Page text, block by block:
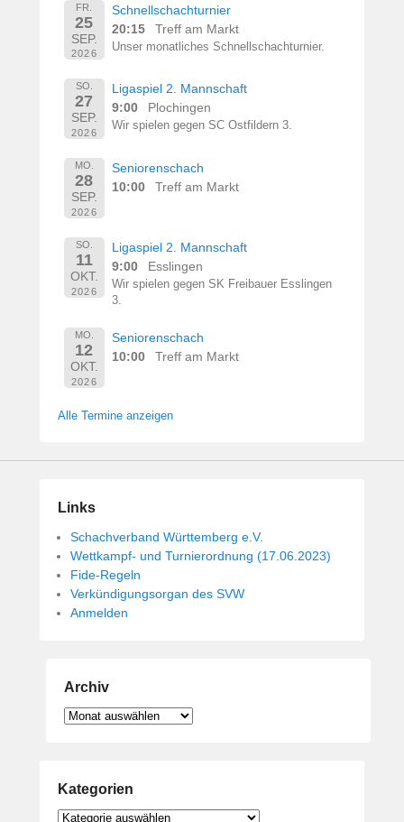
FR.
25
SEP.
2026
Schnellschachturnier
20:15
Treff am Markt
Unser monatliches Schnellschachturnier.
SO.
27
SEP.
2026
Ligaspiel 2. Mannschaft
9:00
Plochingen
Wir spielen gegen SC Ostfildern 3.
MO.
28
SEP.
2026
Seniorenschach
10:00
Treff am Markt
SO.
11
OKT.
2026
Ligaspiel 2. Mannschaft
9:00
Esslingen
Wir spielen gegen SK Freibauer Esslingen
3.
MO.
12
OKT.
2026
Seniorenschach
10:00
Treff am Markt
Alle Termine anzeigen
Links
Schachverband Württemberg e.V.
Wettkampf- und Turnierordnung (17.06.2023)
Fide-Regeln
Verkündigungsorgan des SVW
Anmelden
Archiv
Archiv
Kategorien
Kategorien